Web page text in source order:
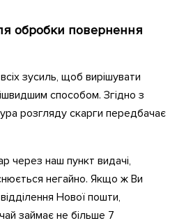
обробки повернення
зусиль, щоб вирішувати
способом. Згідно з
розгляду скарги передбачає
через наш пункт видачі,
негайно. Якщо ж Ви
Нової пошти,
займає не більше 7